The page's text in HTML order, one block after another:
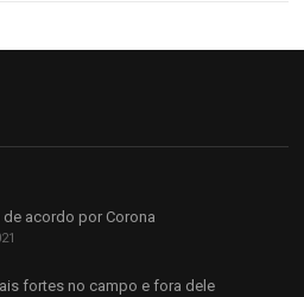
de acordo por Corona
fortes no campo e fora dele